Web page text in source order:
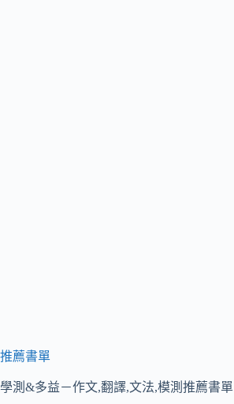
推薦書單
學測&多益－作文,翻譯,文法,模測推薦書單